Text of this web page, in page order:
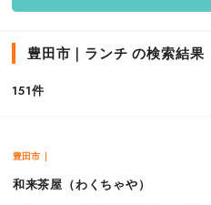
豊田市｜ランチ の検索結果
151 件
豊田市
和来茶屋（わくちゃや）